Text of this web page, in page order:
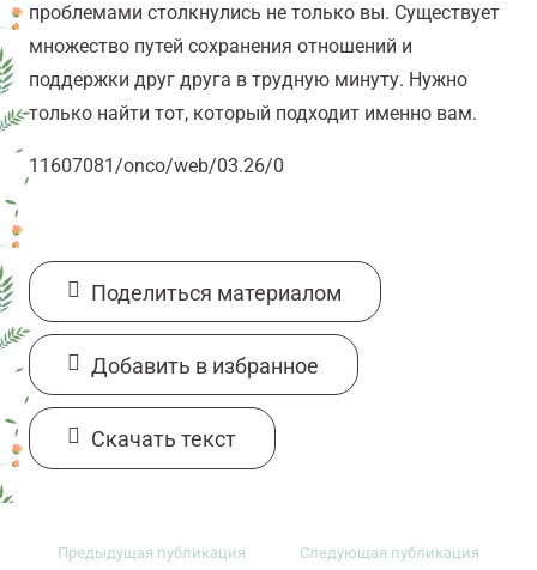
проблемами столкнулись не только вы. Существует
множество путей сохранения отношений и
поддержки друг друга в трудную минуту. Нужно
только найти тот, который подходит именно вам.
11607081/onco/web/03.26/0
Поделиться материалом
Добавить в избранное
Cкачать текст
Предыдущая публикация Следующая публикация